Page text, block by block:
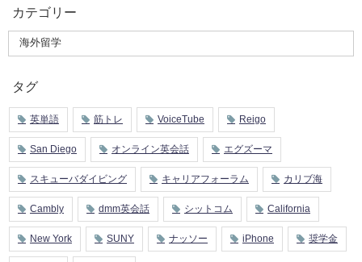
カテゴリー
タグ
英単語 筋トレ VoiceTube Reigo
San Diego オンライン英会話 エグズーマ
スキューバダイビング キャリアフォーラム カリブ海
Cambly dmm英会話 シットコム California
New York SUNY ナッソー iPhone 奨学金